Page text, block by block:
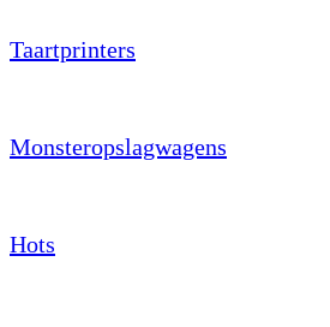
Taartprinters
Monsteropslagwagens
Hots